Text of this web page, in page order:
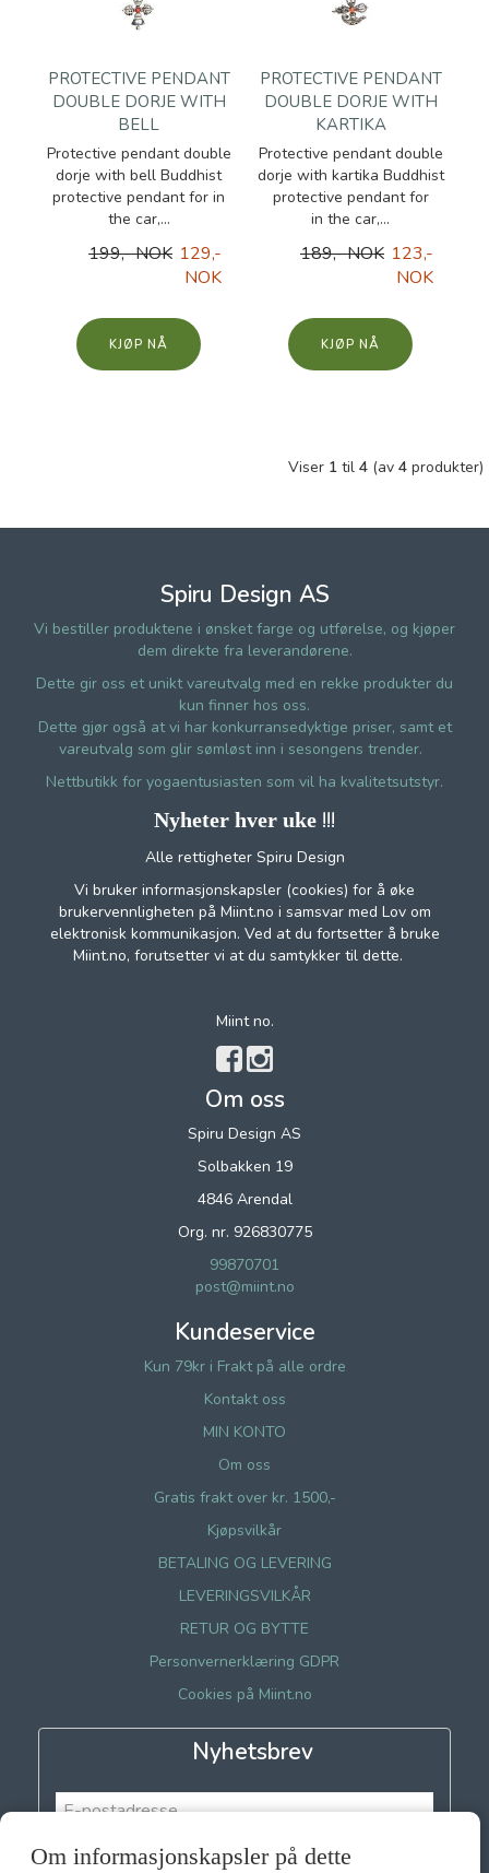
PROTECTIVE PENDANT
DOUBLE DORJE WITH
BELL
Protective pendant double
dorje with bell Buddhist
protective pendant for in
the car,...
199,- NOK 129,-
NOK
KJØP
PROTECTIVE PENDANT
DOUBLE DORJE WITH
KARTIKA
Protective pendant double
dorje with kartika Buddhist
protective pendant for
in the car,...
189,- NOK 123,-
NOK
KJØP
Viser 1 til 4 (av 4 produkter)
Spiru Design AS
Vi bestiller produktene i ønsket farge og utførelse, og kjøper
dem direkte fra leverandørene.
Dette gir oss et unikt vareutvalg med en rekke produkter du
kun finner hos oss.
Dette gjør også at vi har konkurransedyktige priser, samt et
vareutvalg som glir sømløst inn i sesongens trender.
Nettbutikk for yogaentusiasten som vil ha kvalitetsutstyr.
Nyheter hver uke !!!
Alle rettigheter Spiru Design
Vi bruker informasjonskapsler (cookies) for å øke
brukervennligheten på Miint.no i samsvar med Lov om
elektronisk kommunikasjon. Ved at du fortsetter å bruke
Miint.no, forutsetter vi at du samtykker til dette.
Miint no.
Om oss
Spiru Design AS
Solbakken 19
4846 Arendal
Org. nr. 926830775
99870701
post@miint.no
Kundeservice
Kun 79kr i Frakt på alle ordre
Kontakt oss
MIN KONTO
Om oss
Gratis frakt over kr. 1500,-
Kjøpsvilkår
BETALING OG LEVERING
LEVERINGSVILKÅR
RETUR OG BYTTE
Personvernerklæring GDPR
Cookies på Miint.no
Nyhetsbrev
Om informasjonskapsler på dette